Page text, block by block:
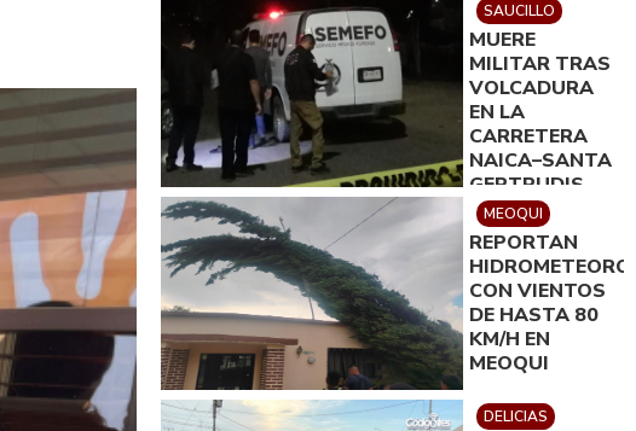
SAUCILLO
MUERE
MILITAR TRAS
VOLCADURA
EN LA
CARRETERA
NAICA–SANTA
GERTRUDIS
MEOQUI
REPORTAN
HIDROMETEORO
CON VIENTOS
DE HASTA 80
KM/H EN
MEOQUI
DELICIAS